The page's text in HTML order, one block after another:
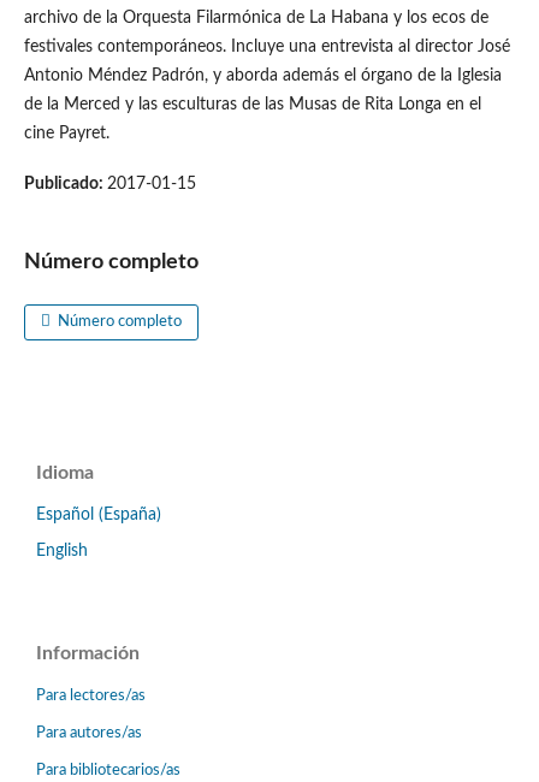
archivo de la Orquesta Filarmónica de La Habana y los ecos de
festivales contemporáneos. Incluye una entrevista al director José
Antonio Méndez Padrón, y aborda además el órgano de la Iglesia
de la Merced y las esculturas de las Musas de Rita Longa en el
cine Payret.
Publicado: 2017-01-15
Número completo
Número completo
Idioma
Español (España)
English
Información
Para lectores/as
Para autores/as
Para bibliotecarios/as